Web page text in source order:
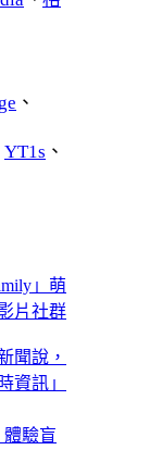
、
YT1s 、
」萌
片社群
聞說，
資訊」
體驗盲